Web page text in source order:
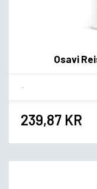
Osavi
239,87 KR